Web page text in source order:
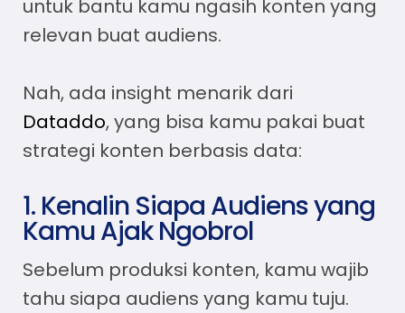
untuk bantu kamu ngasih konten yang
relevan buat audiens.
Nah, ada insight menarik dari
Dataddo, yang bisa kamu pakai buat
strategi konten berbasis data:
1. Kenalin Siapa Audiens yang
Kamu Ajak Ngobrol
Sebelum produksi konten, kamu wajib
tahu siapa audiens yang kamu tuju.